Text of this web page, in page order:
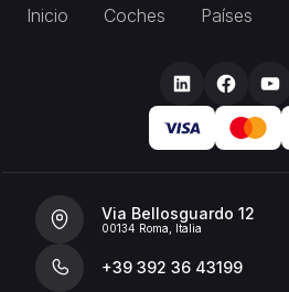
Inicio Coches Países
Via Bellosguardo 12
00134 Roma, Italia
+39 392 36 43199